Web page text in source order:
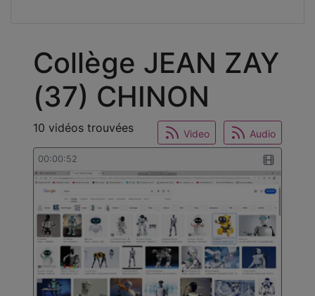
Collège JEAN ZAY
(37) CHINON
Video Audio
10 vidéos trouvées
00:00:52